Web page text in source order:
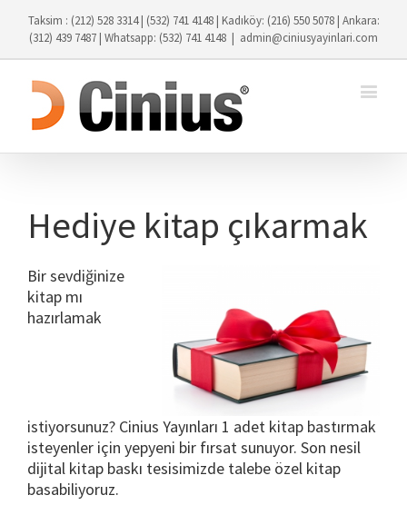
Taksim : (212) 528 3314 | (532) 741 4148 | Kadıköy: (216) 550 5078 | Ankara:
(312) 439 7487 | Whatsapp: (532) 741 4148 | admin@ciniusyayinlari.com
Hediye kitap çıkarmak
Bir sevdiğinize
kitap mı
hazırlamak
istiyorsunuz? Cinius Yayınları 1 adet kitap bastırmak
isteyenler için yepyeni bir fırsat sunuyor. Son nesil
dijital kitap baskı tesisimizde talebe özel kitap
basabiliyoruz.